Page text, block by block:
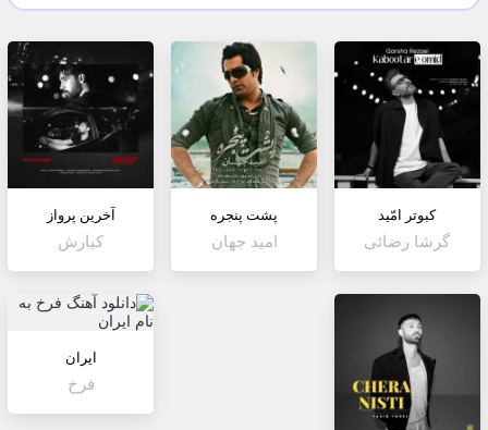
کبوتر امّید
گرشا رضائی
پشت پنجره
امید جهان
آخرین پرواز
کیارش
ایران
فرخ